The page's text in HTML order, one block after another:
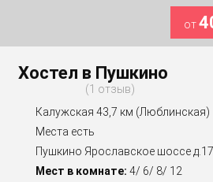
от
Хостел в Пушкино
1 отзыв
Калужская 43,7 км (Люблинская)
Места есть
Пушкино Ярославское шоссе
Мест в комнате: 4/ 6/ 8/ 12